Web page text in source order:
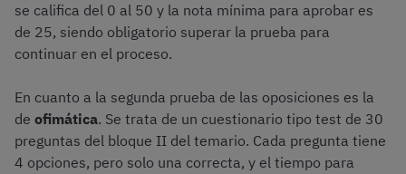
se califica del 0 al 50 y la nota mínima para aprobar es
de 25, siendo obligatorio superar la prueba para
continuar en el proceso.
En cuanto a la segunda prueba de las oposiciones es la
de ofimática. Se trata de un cuestionario tipo test de 30
preguntas del bloque II del temario. Cada pregunta tiene
4 opciones, pero solo una correcta, y el tiempo para